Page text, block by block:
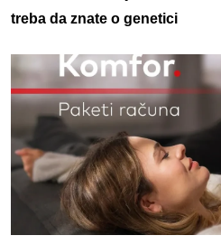
treba da znate o genetici